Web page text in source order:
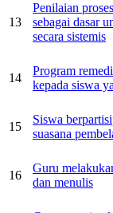
13
Penilaian
sebagai dasar
secara sistemis
14
Program
kepada siswa
15
Siswa
suasana
16
Guru
dan menulis